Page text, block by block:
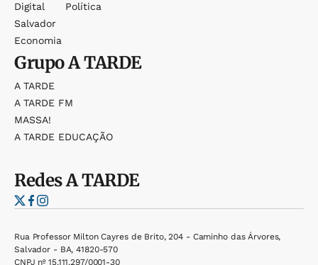
Digital
Salvador
Economia
Política
GrupoA TARDE
A TARDE
A TARDE FM
MASSA!
A TARDE EDUCAÇÃO
RedesA TARDE
Rua Professor Milton Cayres de Brito, 204 - Caminho das Árvores,
Salvador - BA, 41820-570
CNPJ nº 15.111.297/0001-30